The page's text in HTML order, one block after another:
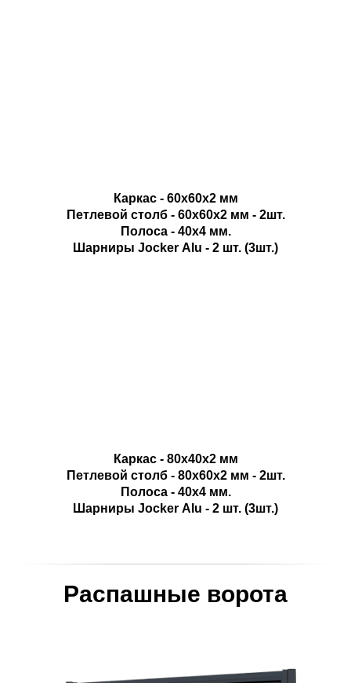
Каркас - 60х60х2 мм
Петлевой столб - 60х60х2 мм - 2шт.
Полоса - 40х4 мм.
Шарниры Jocker Alu - 2 шт. (3шт.)
Каркас - 80х40х2 мм
Петлевой столб - 80х60х2 мм - 2шт.
Полоса - 40х4 мм.
Шарниры Jocker Alu - 2 шт. (3шт.)
Распашные ворота
Адрес:
офис 202